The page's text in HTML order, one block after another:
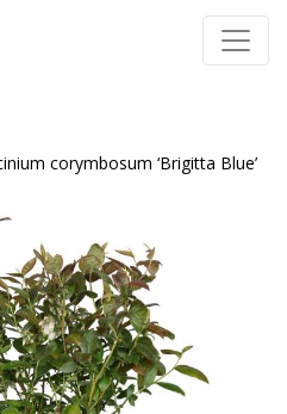
corymbosum ‘Brigitta Blue’